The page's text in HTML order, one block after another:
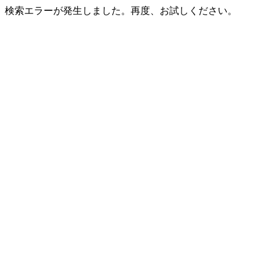
検索エラーが発生しました。再度、お試しください。